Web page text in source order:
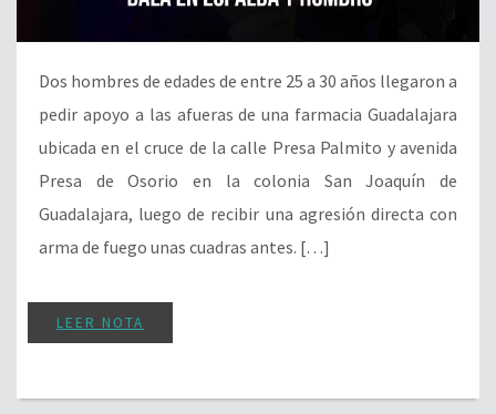
Dos hombres de edades de entre 25 a 30 años llegaron a
pedir apoyo a las afueras de una farmacia Guadalajara
ubicada en el cruce de la calle Presa Palmito y avenida
Presa de Osorio en la colonia San Joaquín de
Guadalajara, luego de recibir una agresión directa con
arma de fuego unas cuadras antes. […]
LEER NOTA